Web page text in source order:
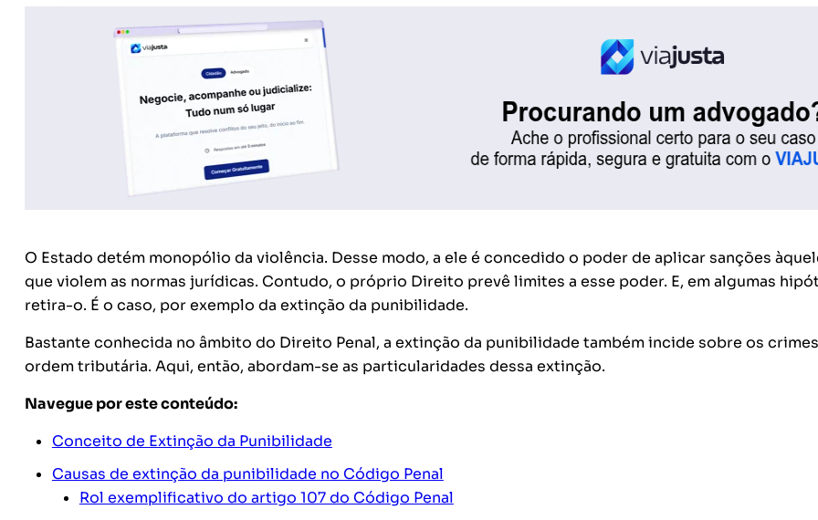
O Estado detém monopólio da violência. Desse modo, a ele é concedido o poder de aplicar sanções
que violem as normas jurídicas. Contudo, o próprio Direito prevê limites a esse poder. E, em algumas
retira-o. É o caso, por exemplo da extinção da punibilidade.
Bastante conhecida no âmbito do Direito Penal, a extinção da punibilidade também incide sobre os
ordem tributária. Aqui, então, abordam-se as particularidades dessa extinção.
Navegue por este conteúdo:
Conceito de Extinção da Punibilidade
Causas de extinção da punibilidade no Código Penal
Rol exemplificativo do artigo 107 do Código Penal